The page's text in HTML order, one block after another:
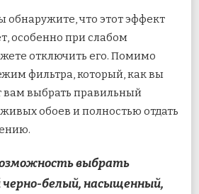
обнаружите, что этот эффект
особенно при слабом
отключить его. Помимо
фильтра, который, как вы
вам выбрать правильный
обоев и полностью отдать
выбрать
черно-белый, насыщенный,